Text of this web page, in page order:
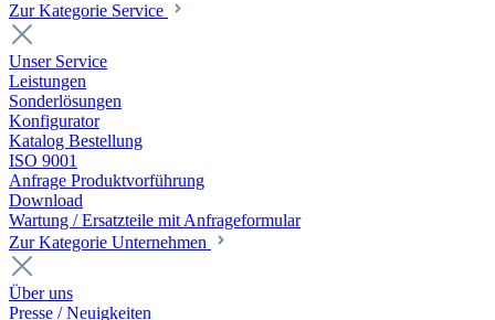
Zur Kategorie Service
Unser Service
Leistungen
Sonderlösungen
Konfigurator
Katalog Bestellung
ISO 9001
Anfrage Produktvorführung
Download
Wartung / Ersatzteile mit Anfrageformular
Zur Kategorie Unternehmen
Über uns
Presse / Neuigkeiten